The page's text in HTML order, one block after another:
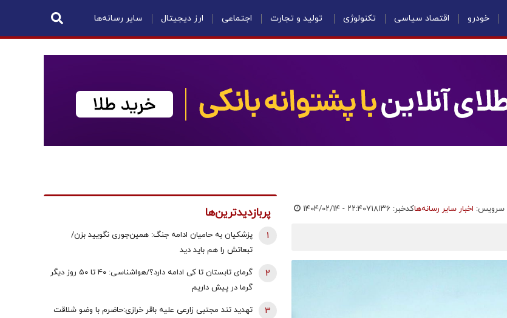
خودرو اقتصاد سیاسی تکنولوژی تولید و تجارت اجتماعی ارز دیجیتال سایر رسانه‌ها
سرویس: اخبار سایر رسانه‌هاکدخبر: ۷۱۸۱۳۶ ۱۴۰۴/۰۲/۱۴ - ۲۲:۴۰ پربازدیدترین‌ها
پزشکیان به حامیان ادامه جنگ: همین‌جوری نگویید بزن/
تبعاتش را هم باید دید
1
گرمای تابستان تا کی ادامه دارد؟/هواشناسی: ۴۰ تا ۵۰ روز دیگر
گرما در پیش داریم
2
تهدید تند مجتبی زارعی علیه باقر خرازی:حاضرم با وضو شلاقت
3